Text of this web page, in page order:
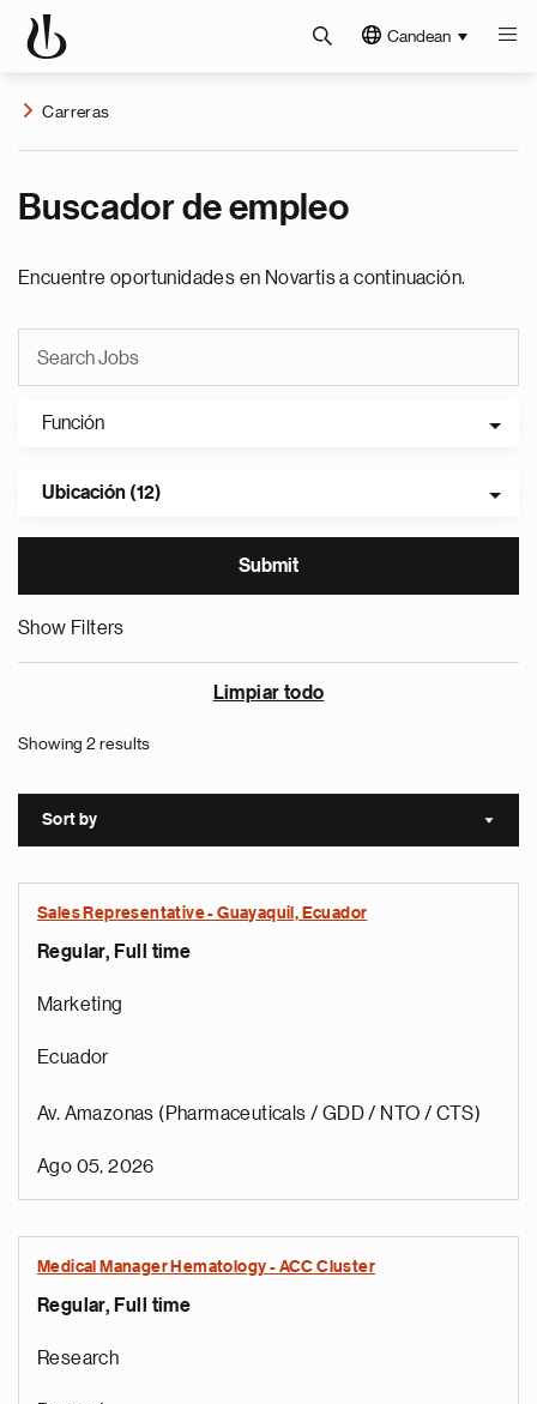
Candean
Carreras
Buscador de empleo
Encuentre oportunidades en Novartis a continuación.
Función
Ubicación (12)
Show Filters
Limpiar todo
Showing 2 results
Sort by Sort
Sales Representative - Guayaquil, Ecuador
Regular, Full time
Marketing
Ecuador
Av. Amazonas (Pharmaceuticals / GDD / NTO / CTS)
Ago 05, 2026
Medical Manager Hematology - ACC Cluster
Regular, Full time
Research